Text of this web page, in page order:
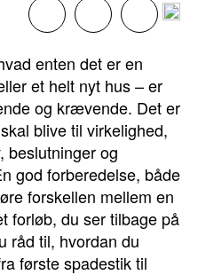
enten det er en
et helt nyt hus – er
og krævende. Det er
blive til virkelighed,
beslutninger og
god forberedelse, både
forskellen mellem en
forløb, du ser tilbage på
råd til, hvordan du
første spadestik til